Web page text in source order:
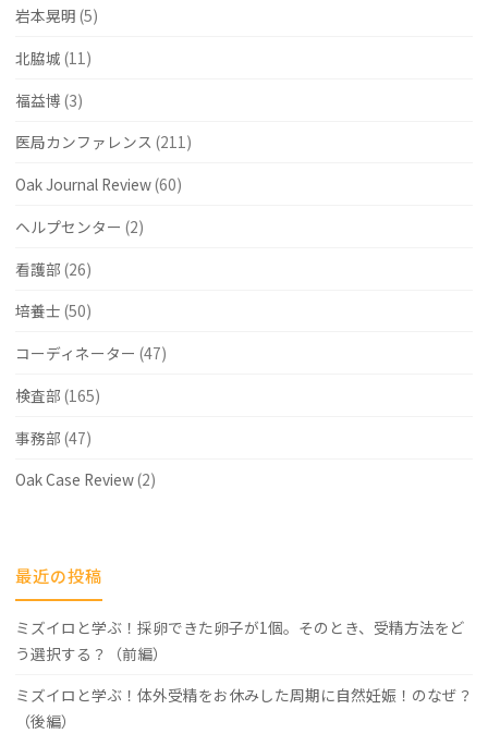
岩本晃明 (5)
北脇城 (11)
福益博 (3)
医局カンファレンス (211)
Oak Journal Review(60)
ヘルプセンター (2)
看護部 (26)
培養士 (50)
コーディネーター (47)
検査部 (165)
事務部 (47)
Oak Case Review(2)
最近の投稿
ミズイロと学ぶ！採卵できた卵子が1個。そのとき、受精方法をど
う選択する？（前編）
ミズイロと学ぶ！体外受精をお休みした周期に自然妊娠！のなぜ？
（後編）